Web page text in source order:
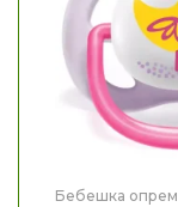
Бебешка